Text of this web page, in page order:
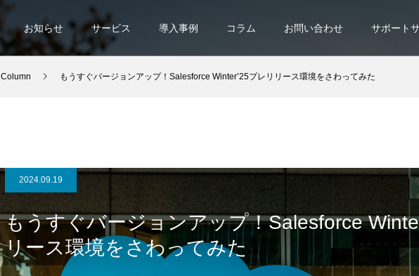
お知らせ サービス 導入事例 コラム お問い合わせ サポート
Column もうすぐバージョンアップ！Salesforce Winter’25プレリリース環境をさわってみた
2024.09.19
もうすぐバージョンアップ！Salesforce
リース環境をさわってみた